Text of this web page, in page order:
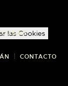
CONTACTO
las Cookies